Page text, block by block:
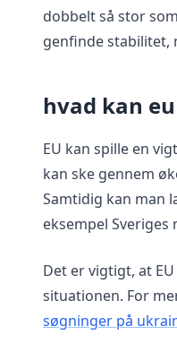
dobbelt så stor
genfinde stabilitet,
hvad kan
EU kan spille en
kan ske gennem
Samtidig kan man
eksempel
Det er vigtigt, at
situationen. For
søgninger på